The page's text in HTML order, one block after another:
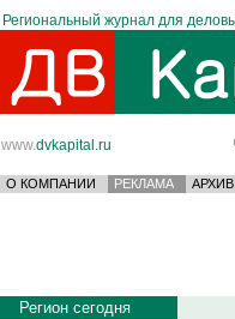
Региональный журнал для
www.dvkapital.ru
О КОМПАНИИ РЕКЛАМА АРХИВ
Регион сегодня